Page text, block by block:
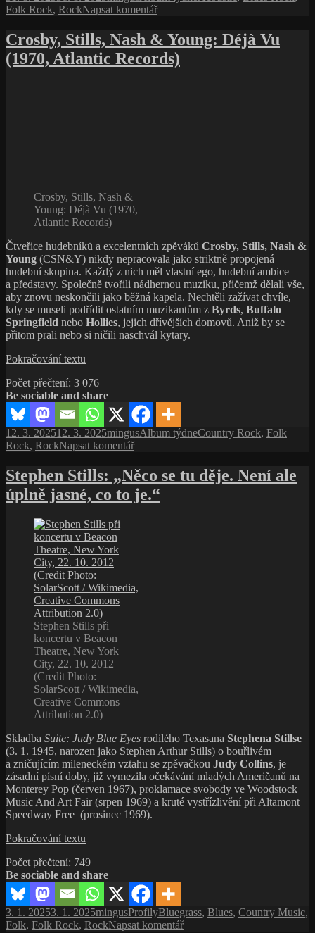
Folk Rock, RockNapsat komentářpro
s
názvem
Van
Crosby, Stills, Nash & Young: Déjà Vu
(1970, Atlantic Records)
Crosby, Stills, Nash &
Young: Déjà Vu (1970,
Atlantic Records)
Čtveřice hudebníků a excelentních zpěváků Crosby, Stills, Nash &
Young (CSN&Y) nikdy nepracovala jako striktně propojená
hudební skupina. Každý z nich měl vlastní ego, hudební ambice
a představy. Společně tvořili nádhernou muziku, přičemž dělali vše,
aby znovu neskončili jako běžná kapela. Nechtěli zažívat chvíle,
kdy se museli podřídit ostatním muzikantům z Byrds, Buffalo
Springfield nebo Hollies, jejich dřívějších domovů. Aniž by se
přitom prali nebo si ničili naschvál kytary.
Pokračování textu
Nash
&
Young:
Déjà
Vu
(1970,
Records)
Počet přečtení: 3 076
Be sociable and share
Publikováno:
12. 3. 202512. 3. 2025Autor:
mingusRubriky:
Album týdneŠtítky:
Country Rock, Folk
Rock, RockNapsat komentářpro
s
názvem
Crosby,
(1970,
Atlantic
Stephen Stills: „Něco se tu děje. Není ale
úplně jasné, co to je.“
Stephen Stills při
koncertu v Beacon
Theatre, New York
City, 22. 10. 2012
(Credit Photo:
SolarScott / Wikimedia,
Creative Commons
Attribution 2.0)
Skladba Suite: Judy Blue Eyes rodilého Texasana Stephena Stillse
(3. 1. 1945, narozen jako Stephen Arthur Stills) o bouřlivém
a zničujícím mileneckém vztahu se zpěvačkou Judy Collins, je
zásadní písní doby, již vymezila očekávání mladých Američanů na
Monterey Pop (červen 1967), proklamace svobody ve Woodstock
Music And Art Fair (srpen 1969) a kruté vystřízlivění při Altamont
Speedway Free (prosinec 1969).
Pokračování textu
„Něco
se
tu
děje.
Není
ale
Počet přečtení: 749
Be sociable and share
Publikováno:
3. 1. 20253. 1. 2025Autor:
mingusRubriky:
ProfilyŠtítky:
Bluegrass, Blues, Country Music,
Folk, Folk Rock, RockNapsat komentářpro